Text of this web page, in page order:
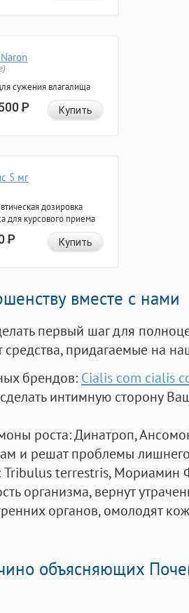
сужения влагалища
Р Купить
5 мг
дозировка
для курсового приема
Р Купить
вместе с нами
первый шаг для
придагаемые на
брендов: Cialis com cialis
интимную сторону
роста: Динатроп,
и решат проблемы
Tribulus terrestris, Мориамин
организма, вернут
органов, омолодят
объясняющих